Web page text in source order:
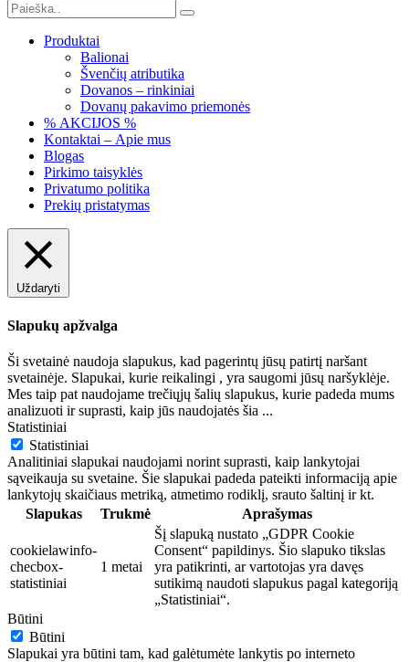
Produktai
Balionai
Švenčių atributika
Dovanos – rinkiniai
Dovanų pakavimo priemonės
% AKCIJOS %
Kontaktai – Apie mus
Blogas
Pirkimo taisyklės
Privatumo politika
Prekių pristatymas
Uždaryti
Slapukų apžvalga
Ši svetainė naudoja slapukus, kad pagerintų jūsų patirtį naršant
svetainėje. Slapukai, kurie reikalingi , yra saugomi jūsų naršyklėje.
Mes taip pat naudojame trečiųjų šalių slapukus, kurie padeda mums
analizuoti ir suprasti, kaip jūs naudojatės šia ...
Statistiniai
Statistiniai
Analitiniai slapukai naudojami norint suprasti, kaip lankytojai
sąveikauja su svetaine. Šie slapukai padeda pateikti informaciją apie
lankytojų skaičiaus metriką, atmetimo rodiklį, srauto šaltinį ir kt.
Slapukas
Trukmė Aprašymas
cookielawinfo-
checbox-
statistiniai
1 metai
Šį slapuką nustato „GDPR Cookie
Consent“ papildinys. Šio slapuko tikslas
yra patikrinti, ar vartotojas yra davęs
sutikimą naudoti slapukus pagal kategoriją
„Statistiniai“.
Būtini
Būtini
Slapukai yra būtini tam, kad galėtumėte lankytis po interneto